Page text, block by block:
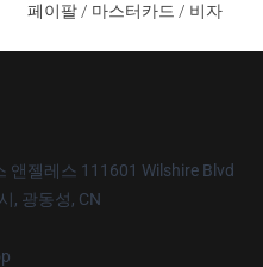
페이팔 / 마스터카드 / 비자
앤젤레스 111601 Wilshire Blvd
, 광동성, CN